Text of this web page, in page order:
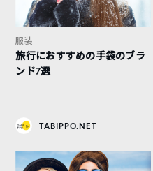
服装
旅行におすすめの手袋のブラ
ンド7選
TABIPPO.NET